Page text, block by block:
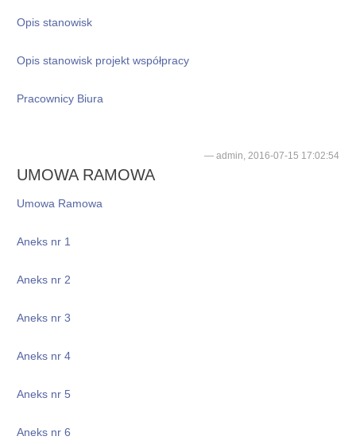
Opis stanowisk
Opis stanowisk projekt współpracy
Pracownicy Biura
admin, 2016-07-15 17:02:54
UMOWA RAMOWA
Umowa Ramowa
Aneks nr 1
Aneks nr 2
Aneks nr 3
Aneks nr 4
Aneks nr 5
Aneks nr 6